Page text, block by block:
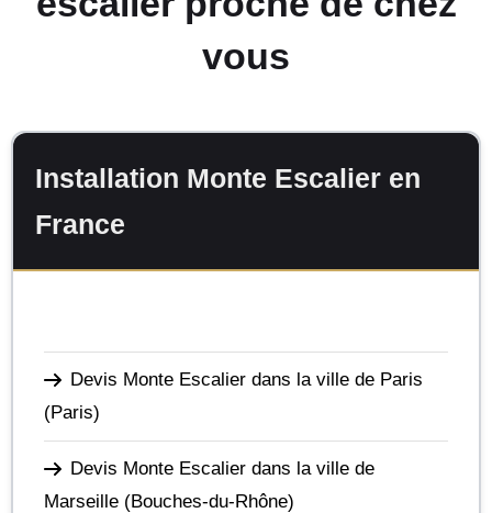
vous
Installation Monte Escalier en
France
Devis Monte Escalier dans la ville de Paris
(Paris)
Devis Monte Escalier dans la ville de
Marseille (Bouches-du-Rhône)